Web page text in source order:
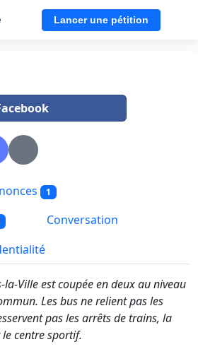
Lancer une pétition
1
Conversation
Ville est coupée en deux au niveau
Les bus ne relient pas les
pas les arrêts de trains, la
centre sportif.